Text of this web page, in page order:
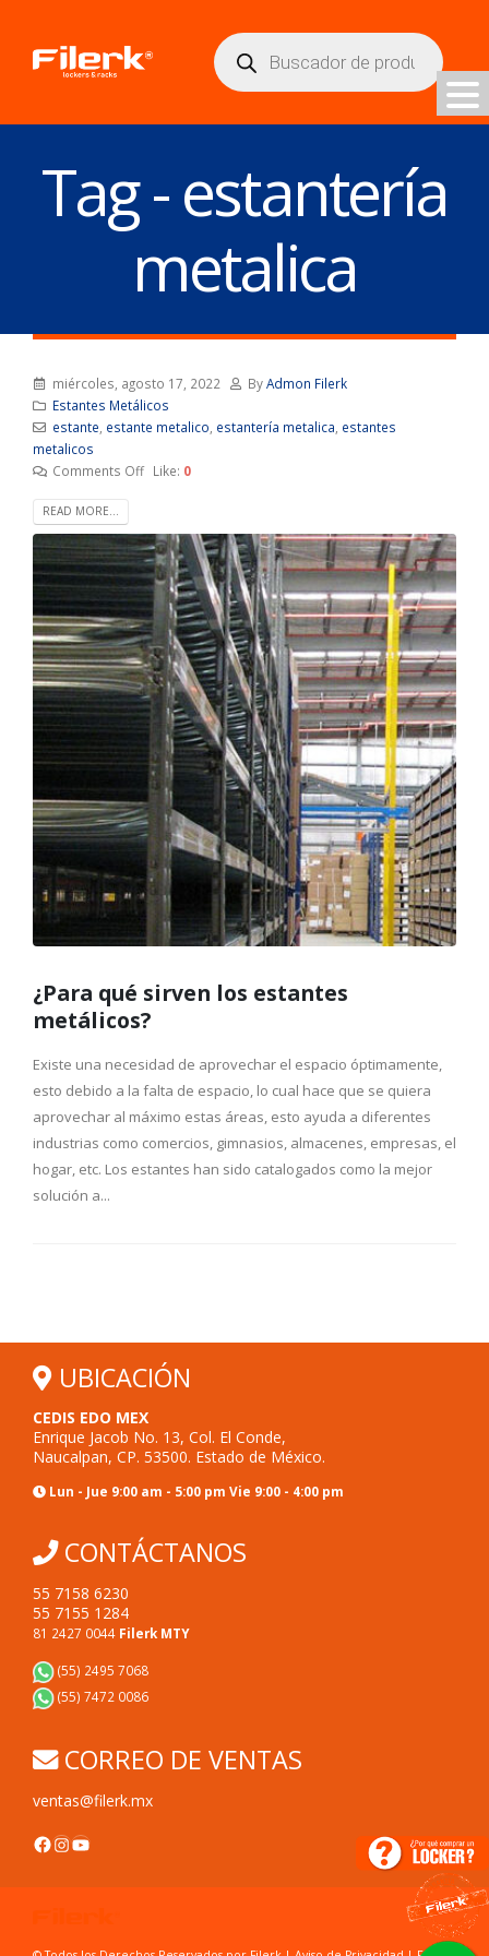
Búsqueda
de
productos
Tag - estantería
metalica
miércoles, agosto 17, 2022 ByAdmon Filerk
Estantes Metálicos
estante estante metalico estantería metalica estantes
metalicos
Comments Off Like: 0
READ MORE...
¿Para qué sirven los estantes
metálicos?
Existe una necesidad de aprovechar el espacio óptimamente,
esto debido a la falta de espacio, lo cual hace que se quiera
aprovechar al máximo estas áreas, esto ayuda a diferentes
industrias como comercios, gimnasios, almacenes, empresas, el
hogar, etc. Los estantes han sido catalogados como la mejor
solución a...
UBICACIÓN
CEDIS EDO MEX
Enrique Jacob No. 13, Col. El Conde,
Naucalpan, CP. 53500. Estado de México.
Lun - Jue 9:00 am - 5:00 pm Vie 9:00 - 4:00 pm
CONTÁCTANOS
55 7158 6230
55 7155 1284
81 2427 0044 Filerk MTY
(55) 2495 7068
(55) 7472 0086
CORREO DE VENTAS
ventas@filerk.mx
Facebook
Instagram
YouTube